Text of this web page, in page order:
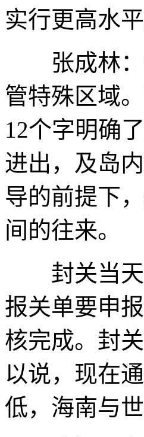
实行更高水
张成林：
管特殊区域
12个字明确
进出，及岛
导的前提下
间的往来。
封关当天
报关单要申
核完成。封
以说，现在
低，海南与